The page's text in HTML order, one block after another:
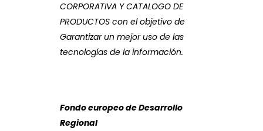
CORPORATIVA Y CATALOGO DE
PRODUCTOS con el objetivo de
Garantizar un mejor uso de las
tecnologías de la información.
Fondo europeo de Desarrollo
Regional